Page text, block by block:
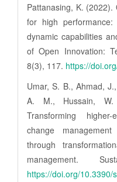
Pattanasing, K.
for high
dynamic capabilities
of Open Innovation:
8(3), 117. https://
Umar, S. B., Ahmad,
A. M., Hussain,
Transforming
change
through
management.
https://doi.org/10.3390/